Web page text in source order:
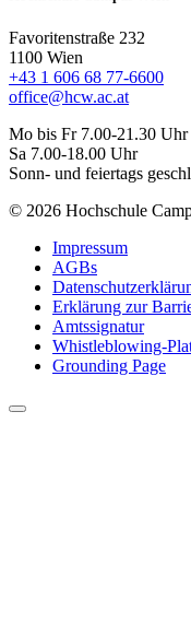
Favoritenstraße 232
1100 Wien
+43 1 606 68 77-6600
office@hcw.ac.at
Mo bis Fr 7.00-21.30 Uhr
Sa 7.00-18.00 Uhr
Sonn- und feiertags
© 2026 Hochschule
Impressum
AGBs
Erklärung zur
Amtssignatur
Whistleblowing-
Grounding Page